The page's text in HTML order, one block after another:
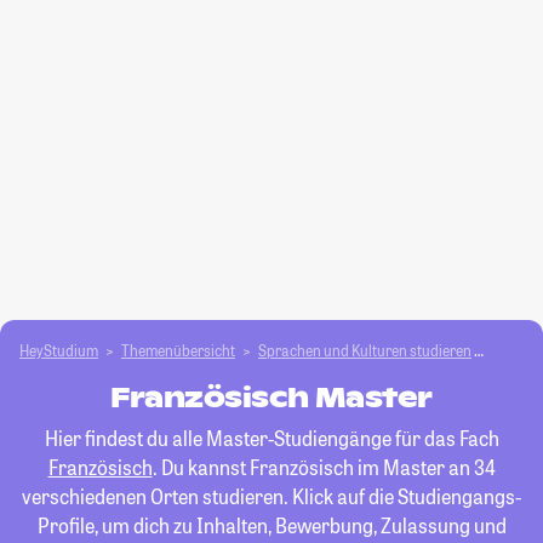
HeyStudium Themenübersicht Sprachen und Kulturen studieren
Französisch Master
Hier findest du alle Master-Studiengänge für das Fach
Französisch. Du kannst Französisch im Master an 34
verschiedenen Orten studieren. Klick auf die Studiengangs-
Profile, um dich zu Inhalten, Bewerbung, Zulassung und